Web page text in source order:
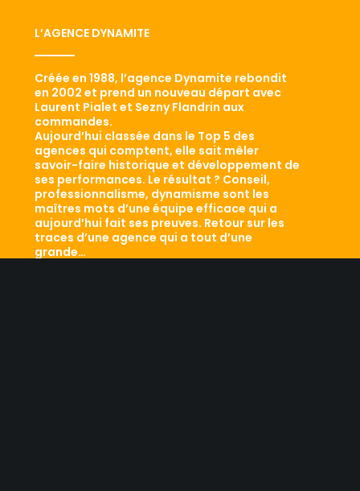
L’AGENCE DYNAMITE
Créée en 1988, l’agence Dynamite rebondit
en 2002 et prend un nouveau départ avec
Laurent Pialet et Sezny Flandrin aux
commandes.
Aujourd’hui classée dans le Top 5 des
agences qui comptent, elle sait mêler
savoir-faire historique et développement de
ses performances. Le résultat ? Conseil,
professionnalisme, dynamisme sont les
maîtres mots d’une équipe efficace qui a
aujourd’hui fait ses preuves. Retour sur les
traces d’une agence qui a tout d’une
grande…